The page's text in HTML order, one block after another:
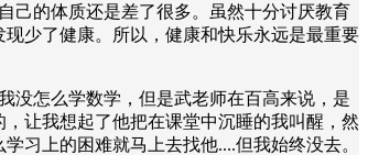
己的体质还是差了很多。虽然十分讨厌教育
少了健康。所以，健康和快乐永远是最重要
没怎么学数学，但是武老师在百高来说，是
让我想起了他把在课堂中沉睡的我叫醒，然
习上的困难就马上去找他....但我始终没去。